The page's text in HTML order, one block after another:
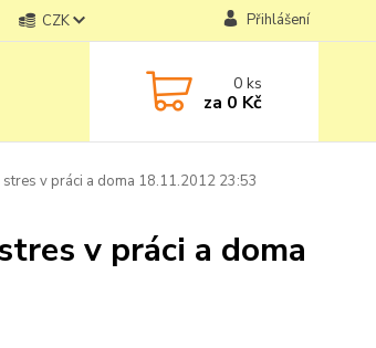
CZK Přihlášení
0ks
za 0 Kč
v práci a doma 18.11.2012 23:53
v práci a doma